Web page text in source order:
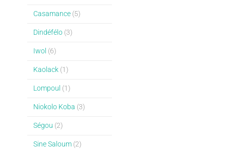
Casamance(5)
Dindéfélo(3)
Iwol (6)
Kaolack(1)
Lompoul (1)
Niokolo Koba (3)
Ségou (2)
Sine Saloum(2)